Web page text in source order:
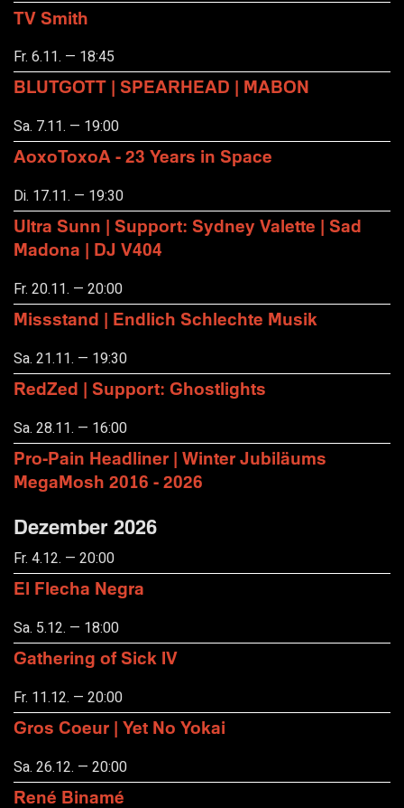
TV Smith
Fr. 6.11. — 18:45
BLUTGOTT | SPEARHEAD | MABON
Sa. 7.11. — 19:00
AoxoToxoA - 23 Years in Space
Di. 17.11. — 19:30
Ultra Sunn | Support: Sydney Valette | Sad
Madona | DJ V404
Fr. 20.11. — 20:00
Missstand | Endlich Schlechte Musik
Sa. 21.11. — 19:30
RedZed | Support: Ghostlights
Sa. 28.11. — 16:00
Pro-Pain Headliner | Winter Jubiläums
MegaMosh 2016 - 2026
Dezember 2026
Fr. 4.12. — 20:00
El Flecha Negra
Sa. 5.12. — 18:00
Gathering of Sick IV
Fr. 11.12. — 20:00
Gros Coeur | Yet No Yokai
Sa. 26.12. — 20:00
René Binamé